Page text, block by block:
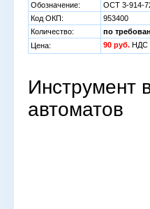
Обозначение:
ОСТ 3-914-
Код ОКП:
953400
Количество:
по
Цена:
90 руб. НДС
Инструмент
автоматов